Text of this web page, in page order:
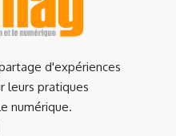
d'expériences
leurs pratiques
numérique.